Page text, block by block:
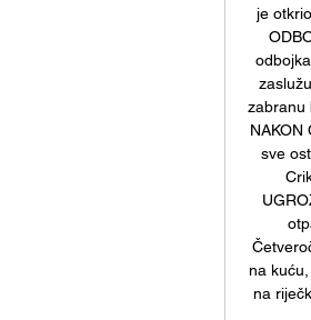
je
zabranu
NAKON
sve
na
na